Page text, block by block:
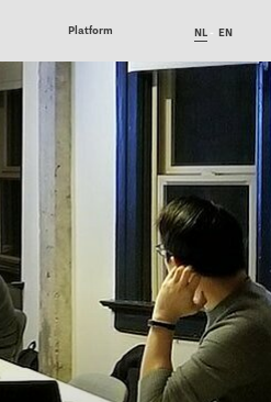
Platform NL EN